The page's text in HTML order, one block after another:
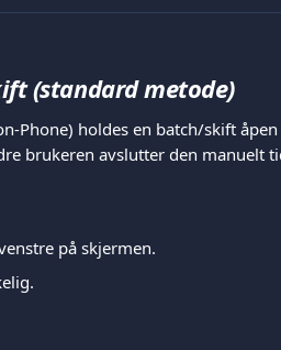
(standard metode)
Phone) holdes en batch/skift
brukeren avslutter den manuelt
på skjermen.